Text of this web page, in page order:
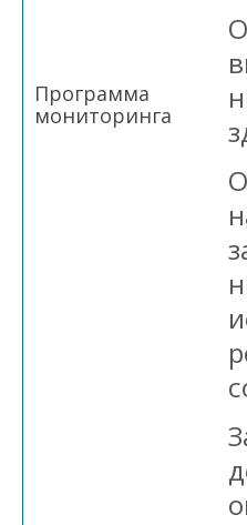
Программа
мониторинга